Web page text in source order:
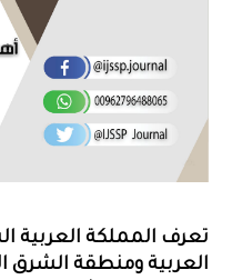
تعرف المملكة العربية
العربية ومنطقة الشرق